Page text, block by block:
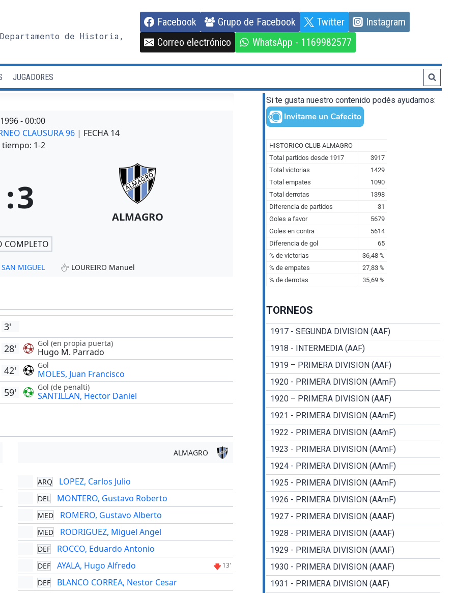
de Historia,
Facebook Grupo de Facebook Twitter
Instagram
Correo electrónico
WhatsApp - 1169982577
JUGADORES
-00:00
CLAUSURA 96 | FECHA 14
1-2
:3 ALMAGRO
COMPLETO
MIGUEL LOUREIRO Manuel
3'
28'
Gol (en propia puerta)
Hugo M. Parrado
42' Gol
MOLES, Juan Francisco
59' Gol (de penalti)
SANTILLAN, Hector Daniel
ALMAGRO
ARQ LOPEZ, Carlos Julio
DEL MONTERO, Gustavo Roberto
MED ROMERO, Gustavo Alberto
MED RODRIGUEZ, Miguel Angel
DEF ROCCO, Eduardo Antonio
DEF AYALA, Hugo Alfredo 13'
DEF BLANCO CORREA, Nestor Cesar
Si te gusta nuestro contenido podés ayudarnos:
TORNEOS
1917 - SEGUNDA DIVISION (AAF)
1918 - INTERMEDIA (AAF)
1919 – PRIMERA DIVISION (AAF)
1920 - PRIMERA DIVISION (AAmF)
1920 – PRIMERA DIVISION (AAF)
1921 - PRIMERA DIVISION (AAmF)
1922 - PRIMERA DIVISION (AAmF)
1923 - PRIMERA DIVISION (AAmF)
1924 - PRIMERA DIVISION (AAmF)
1925 - PRIMERA DIVISION (AAmF)
1926 - PRIMERA DIVISION (AAmF)
1927 - PRIMERA DIVISION (AAAF)
1928 - PRIMERA DIVISION (AAAF)
1929 - PRIMERA DIVISION (AAAF)
1930 - PRIMERA DIVISION (AAAF)
1931 - PRIMERA DIVISION (AAF)